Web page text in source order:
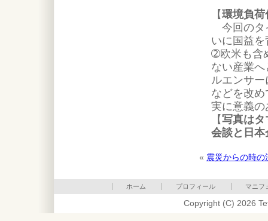
【環境負荷
今回のタ
いに国益
➁欧米も含
ない産業
ルエンサ
などを改
実に意義
【写真はタ
会談と日
« 震災からの時の
ホーム プロフィール マニフ
Copyright (C) 2026